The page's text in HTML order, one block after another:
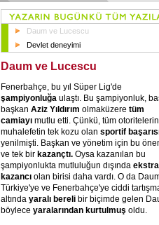
Daum ve Lucescu
Devlet deneyimi
Daum ve Lucescu
Fenerbahçe, bu yıl Süper Lig'de
şampiyonluğa ulaştı. Bu şampiyonluk,
başkan Aziz Yıldırım olmaküzere tüm
camiayı mutlu etti. Çünkü, tüm
muhalefetin tek kozu olan sportif
yenilmişti. Başkan ve yönetim için bu
ve tek bir kazançtı. Oysa kazanılan bu
şampiyonlukta mutluluğun dışında
kazancı olan birisi daha vardı. O da
Türkiye'ye ve Fenerbahçe'ye ciddi
altında yaralı bereli bir biçimde gelen
böylece yaralarından kurtulmuş oldu.